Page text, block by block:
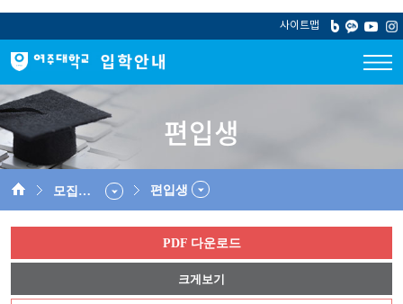
사이트맵
편입생
모집요강 편입생
PDF 다운로드
크게보기